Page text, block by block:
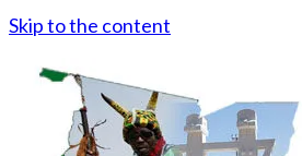
Skip to the content